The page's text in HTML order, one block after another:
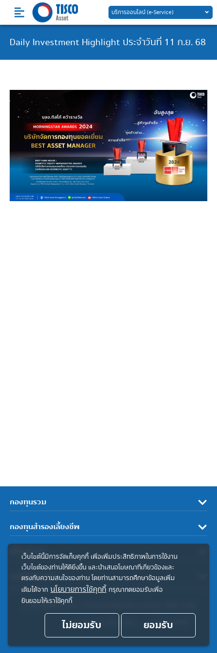
content
บริการออนไลน์ (e-Service)
Daily Investment Highlight ประจำวันที่ 11 ก.ย. 68
กองทุนรวม
กองทุนสำรองเลี้ยงชีพ
เกี่ยวกับเรา
ลิงค์ที่เกี่ยวข้อง
© สงวนลิขสิทธิ์ 2567 บริษัทหลักทรัพย์จัดการกองทุน ทิสโก้ จำกัด
ประกาศความเป็นส่วนตัว
คำสงวนสิทธิ์
เว็บไซต์นี้มีการจัดเก็บคุกกี้ เพื่อเพิ่มประสิทธิภาพในการใช้งาน
เว็บไซต์ของท่านให้ดียิ่งขึ้น และนำเสนอโฆษณาที่เกี่ยวข้องและ
ตรงกับความสนใจของท่าน โดยท่านสามารถศึกษาข้อมูลเพิ่ม
เติมได้จาก นโยบายการใช้คุกกี้ กรุณากดยอมรับเพื่อ
ยินยอมให้เราใช้คุกกี้
ไม่ยอมรับ ยอมรับ